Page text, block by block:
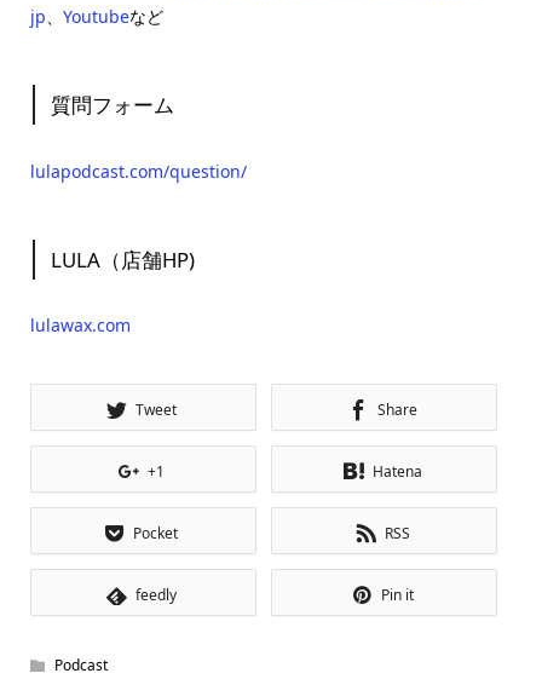
jp、 Youtubeなど
質問フォーム
lulapodcast.com/question/
LULA（店舗HP)
lulawax.com
Tweet Share
+1 Hatena
Pocket RSS
feedly Pin it
Podcast